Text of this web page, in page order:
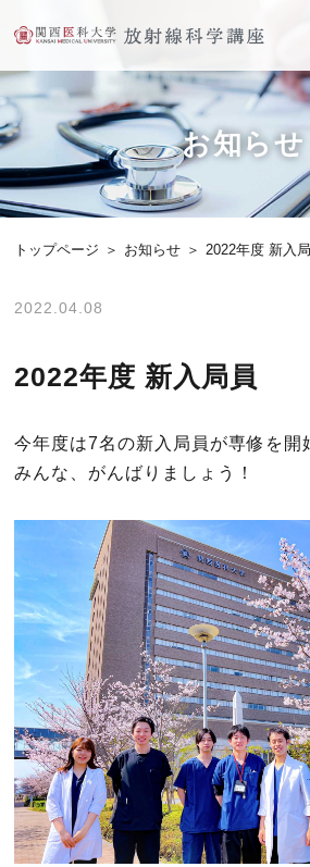
お知らせ
トップページ お知らせ 2022年度 新入
2022.04.08
2022年度 新入局員
今年度は7名の新入局員が専修を開
みんな、がんばりましょう！